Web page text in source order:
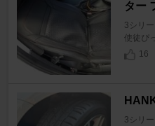
ター
3シリ
使徒ぴ
16
3シリ